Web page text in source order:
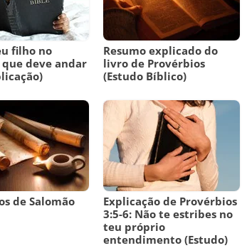
filho no
deve andar
Resumo explicado do
livro de Provérbios
(Estudo Bíblico)
de Salomão
Explicação de Provérbios
3:5-6: Não te estribes no
teu próprio
entendimento (Estudo)